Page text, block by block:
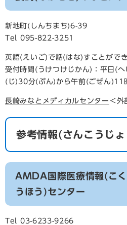
新地町(しんちまち)6-39
Tel 095-822-3251
英語(えいご)で話(はな)すことができ
受付時間(うけつけじかん)：平日(
(じ)30分(ぷん)から午前(ごぜん)11
長崎みなとメディカルセンター ＜外
参考情報(さんこうじ
AMDA国際医療情報(こ
うほう)センター
Tel 03-6233-9266